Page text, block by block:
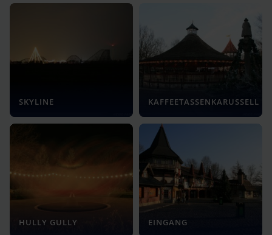
SKYLINE KAFFEETASSENKARUSSELL
HULLY GULLY EINGANG